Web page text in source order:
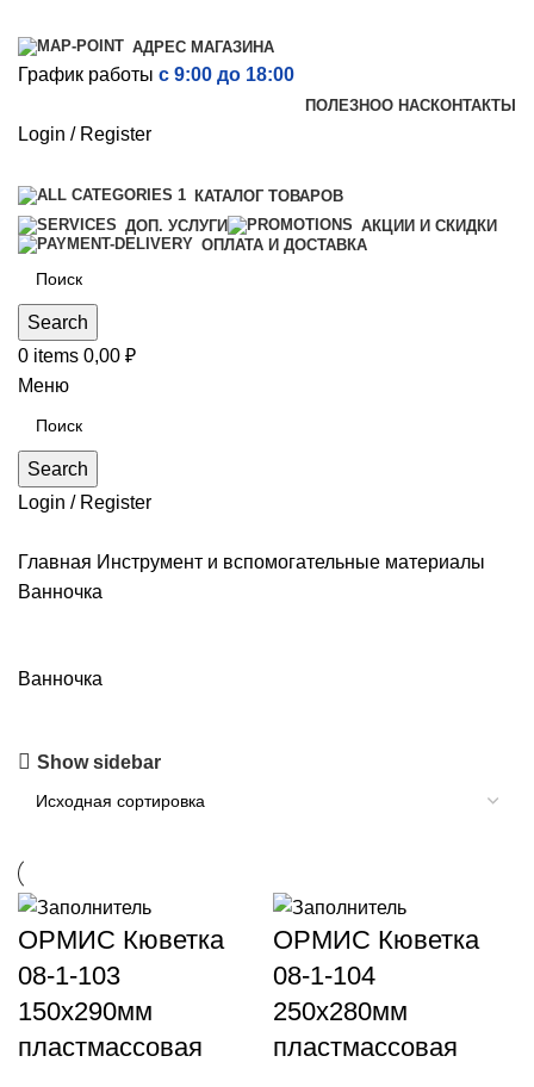
АДРЕС МАГАЗИНА
График работы с 9:00 до 18:00
ПОЛЕЗНОО НАСКОНТАКТЫ
Login / Register
КАТАЛОГ ТОВАРОВ
ДОП. УСЛУГИ
АКЦИИ И СКИДКИ
ОПЛАТА И ДОСТАВКА
Search
0 items 0,00 ₽
Меню
Search
Login / Register
Главная Инструмент и вспомогательные материалы
Ванночка
Ванночка
Show sidebar
ОРМИС Кюветка
08-1-103
150х290мм
пластмассовая
ОРМИС Кюветка
08-1-104
250х280мм
пластмассовая